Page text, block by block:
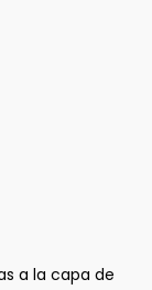
a la capa de